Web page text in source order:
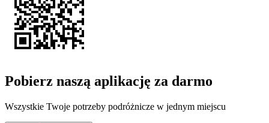
Pobierz naszą aplikację za darmo
Wszystkie Twoje potrzeby podróżnicze w jednym miejscu